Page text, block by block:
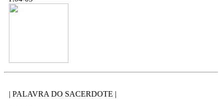
| PALAVRA DO SACERDOTE |